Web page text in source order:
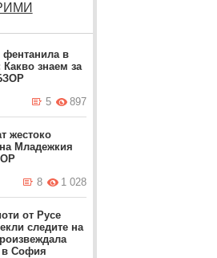
фентанила в
Какво знаем за
897
5
жестоко
Младежкия
1 028
8
от Русе
следите на
в София